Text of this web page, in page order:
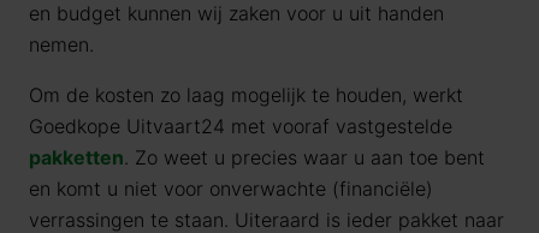
en budget kunnen wij zaken voor u uit handen
nemen.
Om de kosten zo laag mogelijk te houden, werkt
Goedkope Uitvaart24 met vooraf vastgestelde
pakketten. Zo weet u precies waar u aan toe bent
en komt u niet voor onverwachte (financiële)
verrassingen te staan. Uiteraard is ieder pakket naar